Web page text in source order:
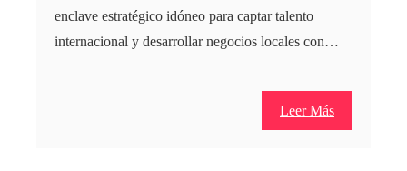
enclave estratégico idóneo para captar talento
internacional y desarrollar negocios locales con…
Leer Más